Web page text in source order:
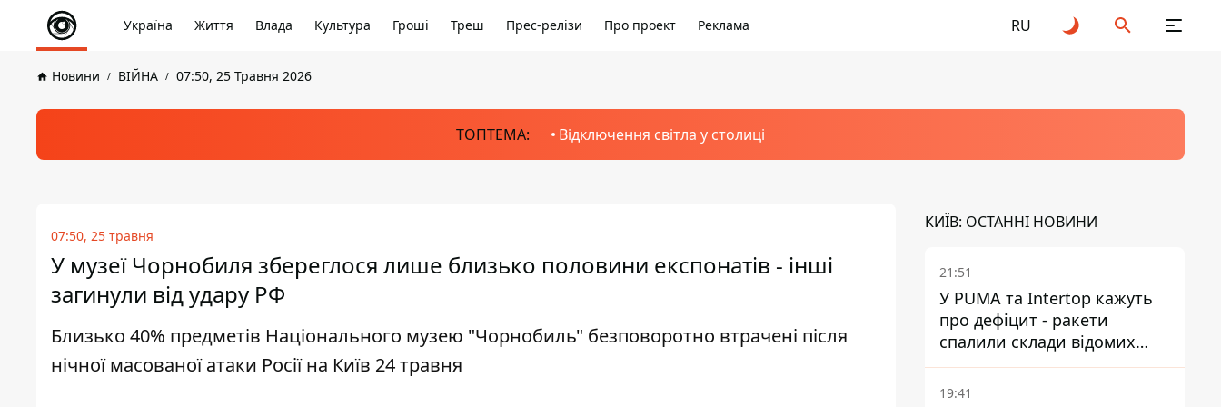
Україна Життя Влада Культура Гроші Треш Прес-релізи Про проект Реклама RU
Новини ВІЙНА 07:50, 25 Травня 2026
ТОПТЕМА: Відключення світла у столиці
07:50, 25 травня
У музеї Чорнобиля збереглося лише близько половини експонатів - інші
загинули від удару РФ
Близько 40% предметів Національного музею "Чорнобиль" безповоротно втрачені після
нічної масованої атаки Росії на Київ 24 травня
КИЇВ: ОСТАННІ НОВИНИ
21:51
У PUMA та Intertop кажуть
про дефіцит - ракети
спалили склади відомих
брендів
19:41